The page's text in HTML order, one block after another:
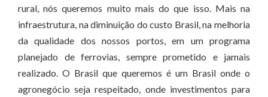
rural, nós queremos muito mais do que isso. Mais na
infraestrutura, na diminuição do custo Brasil, na melhoria
da qualidade dos nossos portos, em um programa
planejado de ferrovias, sempre prometido e jamais
realizado. O Brasil que queremos é um Brasil onde o
agronegócio seja respeitado, onde investimentos para